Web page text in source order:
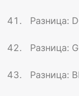
Разница:
Разница:
Разница: